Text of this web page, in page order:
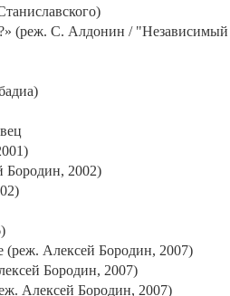
(реж. С. Алдонин / "Независимый
Бородин, 2002)
(реж. Алексей Бородин, 2007)
Бородин, 2007)
Алексей Бородин, 2007)